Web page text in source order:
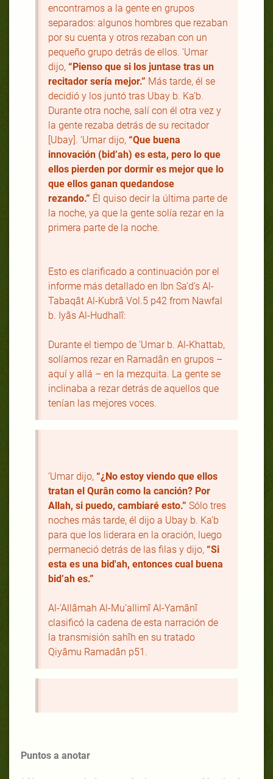
encontramos a la gente en grupos
separados: algunos hombres que rezaban
por su cuenta y otros rezaban con un
pequeño grupo detrás de ellos. ‘Umar
dijo, “Pienso que si los juntase tras un
recitador sería mejor.” Más tarde, él se
decidió y los juntó tras Ubay b. Ka’b.
Durante otra noche, salí con él otra vez y
la gente rezaba detrás de su recitador
[Ubay]. ‘Umar dijo, “Que buena
innovación (bid’ah) es esta, pero lo que
ellos pierden por dormir es mejor que lo
que ellos ganan quedandose
rezando.” Él quiso decir la última parte de
la noche, ya que la gente solía rezar en la
primera parte de la noche.
Esto es clarificado a continuación por el
informe más detallado en Ibn Sa’d’s Al-
Tabaqât Al-Kubrâ Vol.5 p42 from Nawfal
b. Iyâs Al-Hudhalî:
Durante el tiempo de 'Umar b. Al-Khattab,
solíamos rezar en Ramadân en grupos –
aquí y allá – en la mezquita. La gente se
inclinaba a rezar detrás de aquellos que
tenían las mejores voces.
‘Umar dijo, “¿No estoy viendo que ellos
tratan el Qurân como la canción? Por
Allah, si puedo, cambiaré esto.” Sólo tres
noches más tarde, él dijo a Ubay b. Ka'b
para que los liderara en la oración, luego
permaneció detrás de las filas y dijo, “Si
esta es una bid'ah, entonces cual buena
bid’ah es.”
Al-‘Allâmah Al-Mu’allimî Al-Yamânî
clasificó la cadena de esta narración de
la transmisión sahîh en su tratado
Qiyâmu Ramadân p51.
Puntos a anotar